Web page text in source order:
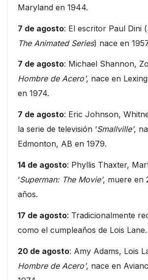
Maryland en 1944.
7 de agosto: El escritor Paul Dini (
The Animated Series) nace en
7 de agosto: Michael Shannon,
Hombre de Acero’, nace en
en 1974.
7 de agosto: Eric Johnson,
la serie de televisión ‘Smallville’,
Edmonton, AB en 1979.
14 de agosto: Phyllis Thaxter,
‘Superman: The Movie’, muere en
años.
17 de agosto: Tradicionalmente
como el cumpleaños de Lois Lane.
20 de agosto: Amy Adams, Lois
Hombre de Acero’, nace en